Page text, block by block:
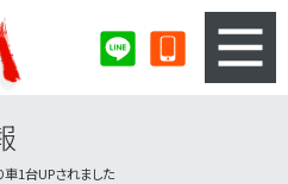
車1台UPされました